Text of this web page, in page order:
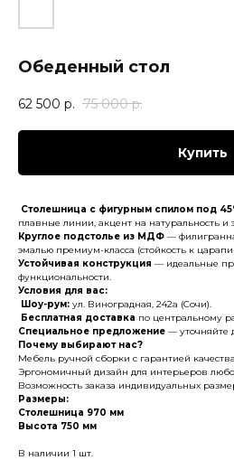
Обеденный стол
62 500 р. 75 000 р.
Купить
Столешница с фигурным спилом под
плавные линии, акцент на натуральность и
Круглое подстолье из МДФ —
эмалью премиум-класса (стойкость к
Устойчивая конструкция — идеальные
функциональности.
Условия для вас:
Шоу-рум: ул. Виноградная, 242а (Сочи).
Бесплатная доставка по центральному
Специальное предложение — уточняйте
Почему выбирают нас?
Мебель ручной сборки с гарантией
Эргономичный дизайн для интерьеров
Возможность заказа индивидуальных
Размеры:
Столешница 970 мм
Высота 750 мм
В наличии 1 шт.